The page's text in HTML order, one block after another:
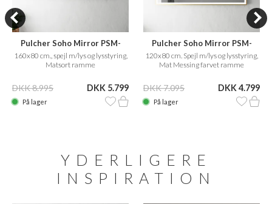
Pulcher Soho Mirror PSM-
1680
160x80 cm., spejl m/lys og lysstyring,
Matsort ramme
DKK 8.995 DKK 5.799
På lager
Pulcher Soho Mirror PSM-
1280
120x80 cm. Spejl m/lys og lysstyring,
Mat Messing farvet ramme
DKK 7.095 DKK 4.799
På lager
YDERLIGERE
INSPIRATION